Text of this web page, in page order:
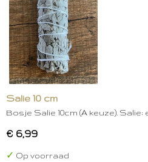
Salie 10 cm
Bosje Salie 10cm (A keuze).
€ 6,99
✓ Op voorraad